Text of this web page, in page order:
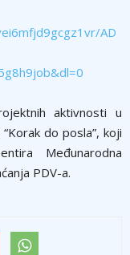
AD
aktivnosti u
do posla”, koji
Međunarodna
PDV-a.